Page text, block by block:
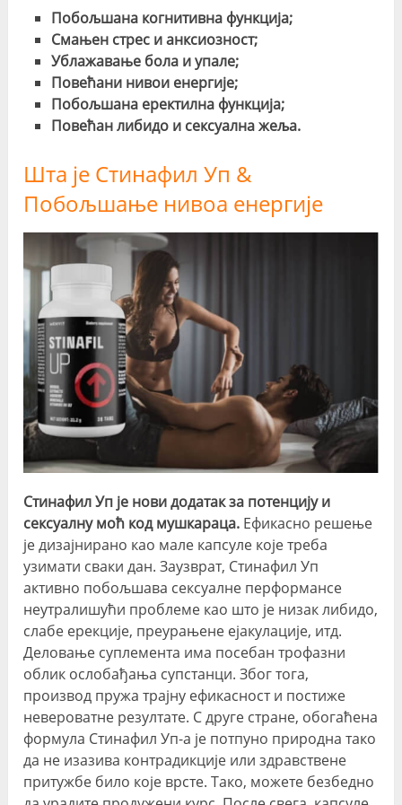
Побољшана когнитивна функција;
Смањен стрес и анксиозност;
Ублажавање бола и упале;
Повећани нивои енергије;
Побољшана еректилна функција;
Повећан либидо и сексуална жеља.
Шта је Стинафил Уп &
Побољшање нивоа енергије
Стинафил Уп је нови додатак за потенцију и
сексуалну моћ код мушкараца. Ефикасно решење
је дизајнирано као мале капсуле које треба
узимати сваки дан. Заузврат, Стинафил Уп
активно побољшава сексуалне перформансе
неутралишући проблеме као што је низак либидо,
слабе ерекције, преурањене ејакулације, итд.
Деловање суплемента има посебан трофазни
облик ослобађања супстанци. Због тога,
производ пружа трајну ефикасност и постиже
невероватне резултате. С друге стране, обогаћена
формула Стинафил Уп-а је потпуно природна тако
да не изазива контрадикције или здравствене
притужбе било које врсте. Тако, можете безбедно